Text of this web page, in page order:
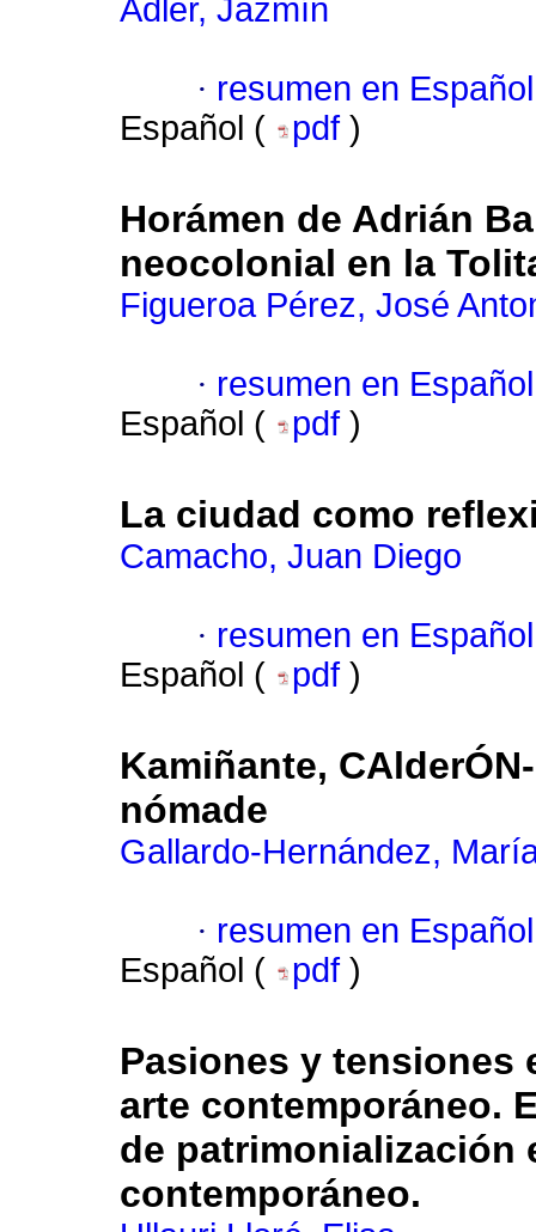
Adler, Jazmín
· resumen en Español
Español (
pdf )
Horámen de Adrián
neocolonial en la
Figueroa Pérez, José
· resumen en Español
Español (
pdf )
La ciudad como
Camacho, Juan Diego
· resumen en Español
Español (
pdf )
Kamiñante,
nómade
Gallardo-Hernández,
· resumen en Español
Español (
pdf )
Pasiones y tensiones
arte contemporáneo.
de patrimonialización
contemporáneo.